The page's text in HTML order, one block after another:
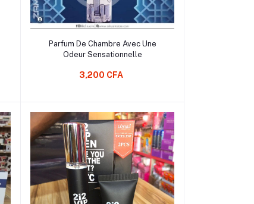
Ajouter au Panier
Parfum De Chambre Avec Une
Odeur Sensationnelle
3,200 CFA